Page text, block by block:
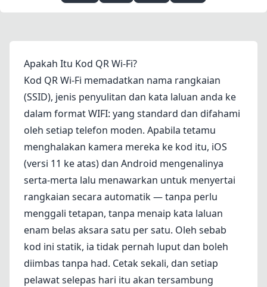
Apakah Itu Kod QR Wi-Fi?
Kod QR Wi-Fi memadatkan nama rangkaian
(SSID), jenis penyulitan dan kata laluan anda ke
dalam format WIFI: yang standard dan difahami
oleh setiap telefon moden. Apabila tetamu
menghalakan kamera mereka ke kod itu, iOS
(versi 11 ke atas) dan Android mengenalinya
serta-merta lalu menawarkan untuk menyertai
rangkaian secara automatik — tanpa perlu
menggali tetapan, tanpa menaip kata laluan
enam belas aksara satu per satu. Oleh sebab
kod ini statik, ia tidak pernah luput dan boleh
diimbas tanpa had. Cetak sekali, dan setiap
pelawat selepas hari itu akan tersambung